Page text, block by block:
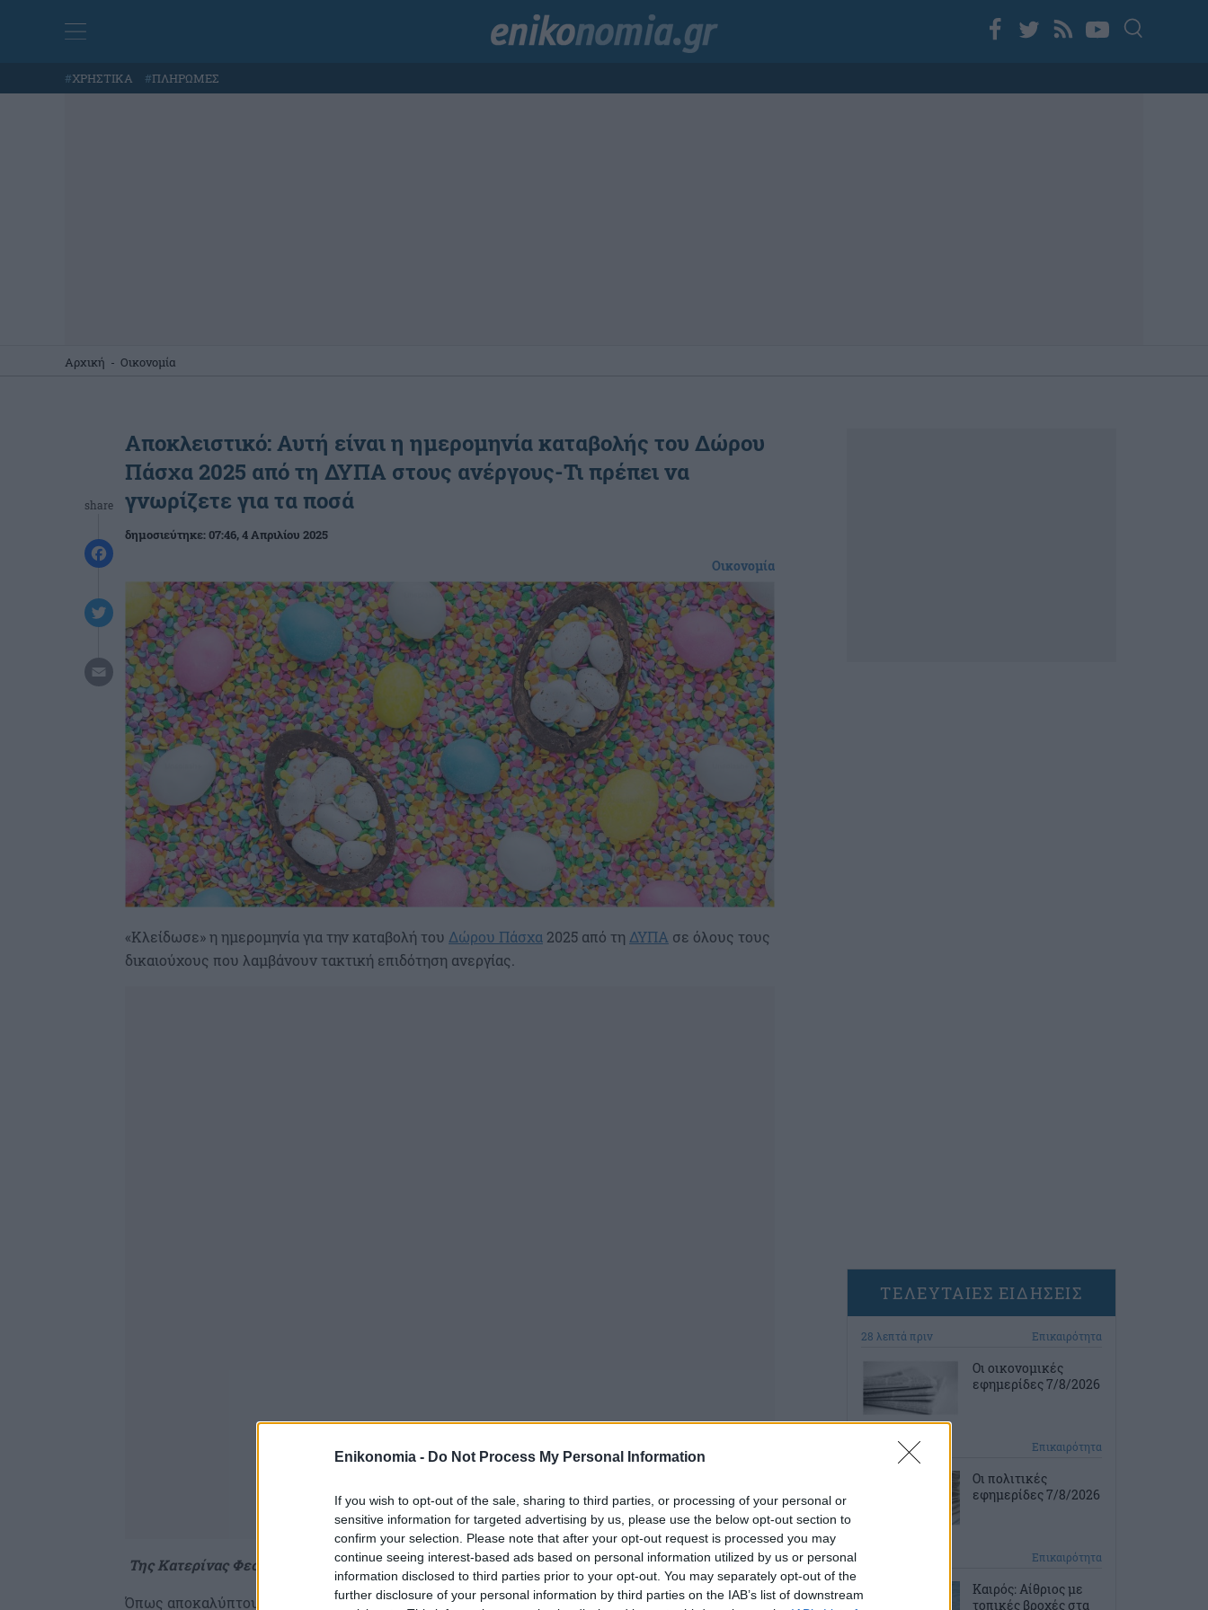
Enikonomia - Do Not Process My Personal Information
If you wish to opt-out of the sale, sharing to third parties, or processing of your personal or
sensitive information for targeted advertising by us, please use the below opt-out section to
confirm your selection. Please note that after your opt-out request is processed you may
continue seeing interest-based ads based on personal information utilized by us or personal
information disclosed to third parties prior to your opt-out. You may separately opt-out of the
further disclosure of your personal information by third parties on the IAB’s list of downstream
#ΧΡΗΣΤΙΚΑ #ΠΛΗΡΩΜΕΣ
Αρχική - Οικονομία
share
Αποκλειστικό: Αυτή είναι η ημερομηνία καταβολής του Δώρου
Πάσχα 2025 από τη ΔΥΠΑ στους ανέργους-Τι πρέπει να
γνωρίζετε για τα ποσά
δημοσιεύτηκε:07:46, 4 Απριλίου 2025
Οικονομία
«Κλείδωσε» η ημερομηνία για την καταβολή του Δώρου Πάσχα 2025 από τη ΔΥΠΑ σε όλους τους
δικαιούχους που λαμβάνουν τακτική επιδότηση ανεργίας.
Της Κατερίνας Φεσσά
Όπως αποκαλύπτουν
πηγές της ΔΥΠΑστοenikonomia.gr«ηΔημόσια Υπηρεσία Απασχόλησης
ΤΕΛΕΥΤΑΙΕΣ ΕΙΔΗΣΕΙΣ
28 λεπτά πριν Επικαιρότητα
Οι οικονομικές
εφημερίδες 7/8/2026
57 λεπτά πριν Επικαιρότητα
Οι πολιτικές
εφημερίδες 7/8/2026
Επικαιρότητα
Καιρός: Αίθριος με
τοπικές βροχές στα